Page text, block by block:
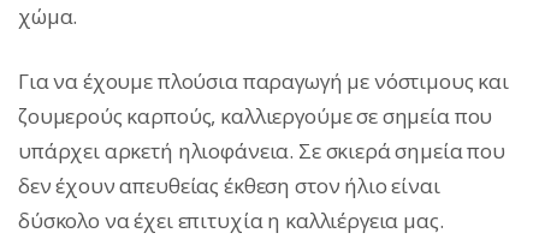
χώμα.
Για να έχουμε πλούσια παραγωγή με νόστιμους και
ζουμερούς καρπούς, καλλιεργούμε σε σημεία που
υπάρχει αρκετή ηλιοφάνεια. Σε σκιερά σημεία που
δεν έχουν απευθείας έκθεση στον ήλιο είναι
δύσκολο να έχει επιτυχία η καλλιέργεια μας.